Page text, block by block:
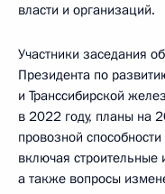
власти и организаций.
Участники заседания
Президента по
и Транссибирской
в 2022 году, планы на
провозной
включая строительные
а также вопросы